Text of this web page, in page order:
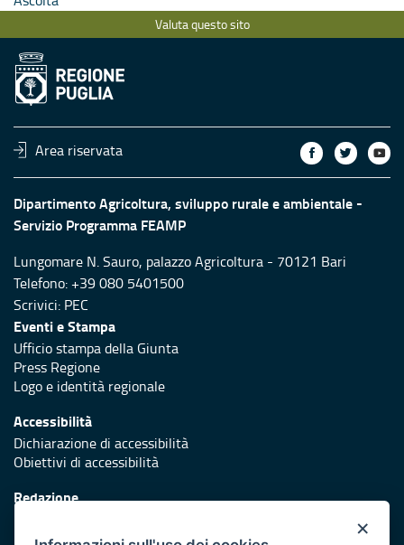
Valuta questo sito
Area riservata
Dipartimento Agricoltura, sviluppo rurale e ambientale -
Servizio Programma FEAMP
Lungomare N. Sauro, palazzo Agricoltura - 70121 Bari
Telefono: +39 080 5401500
Scrivici: PEC
Eventi e Stampa
Ufficio stampa della Giunta
Press Regione
Logo e identità regionale
Accessibilità
Dichiarazione di accessibilità
Obiettivi di accessibilità
Redazione
×